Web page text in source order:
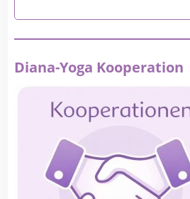
Diana-Yoga Kooperation